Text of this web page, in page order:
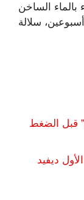
بالماء الساخن
قبل الضغط
ديفيد